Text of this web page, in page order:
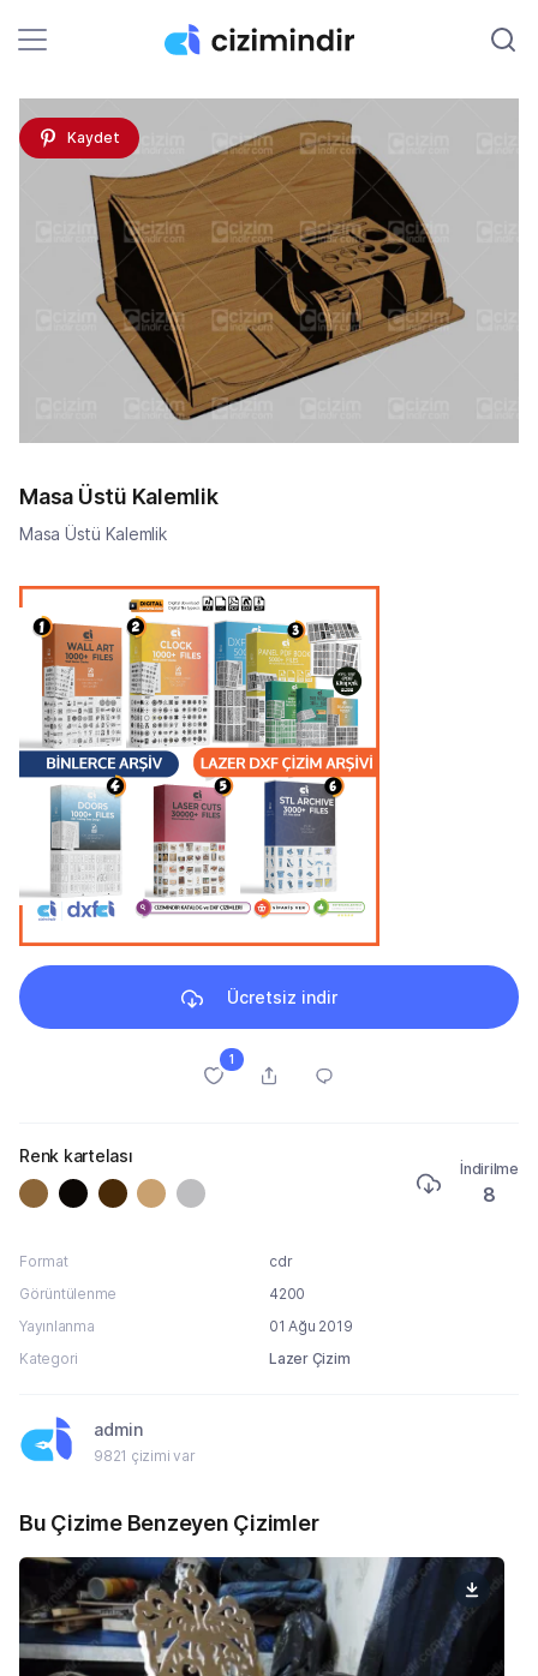
Kaydet
Masa Üstü Kalemlik
Masa Üstü Kalemlik
Ücretsiz indir
1
Renk kartelası
İndirilme
8
Format
cdr
Görüntülenme
4200
Yayınlanma
01 Ağu 2019
Kategori
Lazer Çizim
admin
9821 çizimi var
Bu Çizime Benzeyen Çizimler